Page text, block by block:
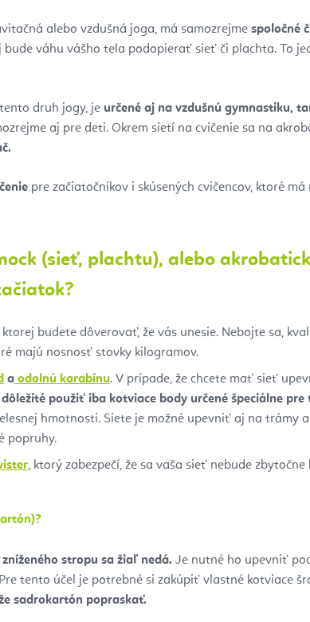
alebo vzdušná joga, má samozrejme spoločné
váhu vášho tela podopierať sieť či plachta. To
druh jogy, je určené aj na vzdušnú gymnastiku,
aj pre deti. Okrem sietí na cvičenie sa na
pre začiatočníkov i skúsených cvičencov, ktoré má
(sieť, plachtu), alebo
ktorej budete dôverovať, že vás unesie. Nebojte sa,
majú nosnosť stovky kilogramov.
a odolnú karabínu. V prípade, že chcete mať sieť
použiť iba kotviace body určené špeciálne pre
hmotnosti. Siete je možné upevniť aj na trámy
popruhy.
, ktorý zabezpečí, že sa vaša sieť nebude
stropu sa žiaľ nedá. Je nutné ho upevniť
tento účel je potrebné si zakúpiť vlastné kotviace
sadrokartón popraskať.